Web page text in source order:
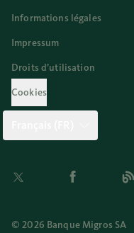
Informations légales
Impressum
Droits d’utilisation
Cookies
Twitter Facebook Blog
© 2026 Banque Migros SA